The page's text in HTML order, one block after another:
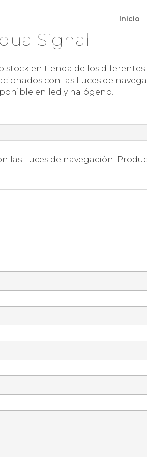
Inicio
Signal
stock en tienda de los
con las Luces de
en led y halógeno.
las Luces de navegación.